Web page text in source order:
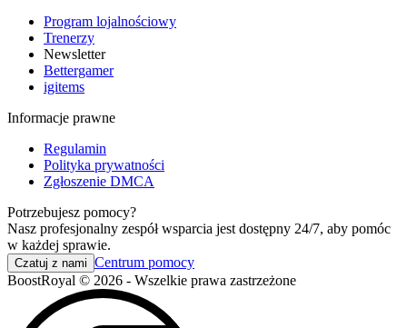
Program lojalnościowy
Trenerzy
Newsletter
Bettergamer
igitems
Informacje prawne
Regulamin
Polityka prywatności
Zgłoszenie DMCA
Potrzebujesz pomocy?
Nasz profesjonalny zespół wsparcia jest dostępny 24/7, aby pomóc
w każdej sprawie.
Czatuj z nami Centrum pomocy
BoostRoyal © 2026 - Wszelkie prawa zastrzeżone